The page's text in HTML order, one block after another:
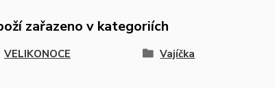
zařazeno v kategoriích
VELIKONOCE Vajíčka